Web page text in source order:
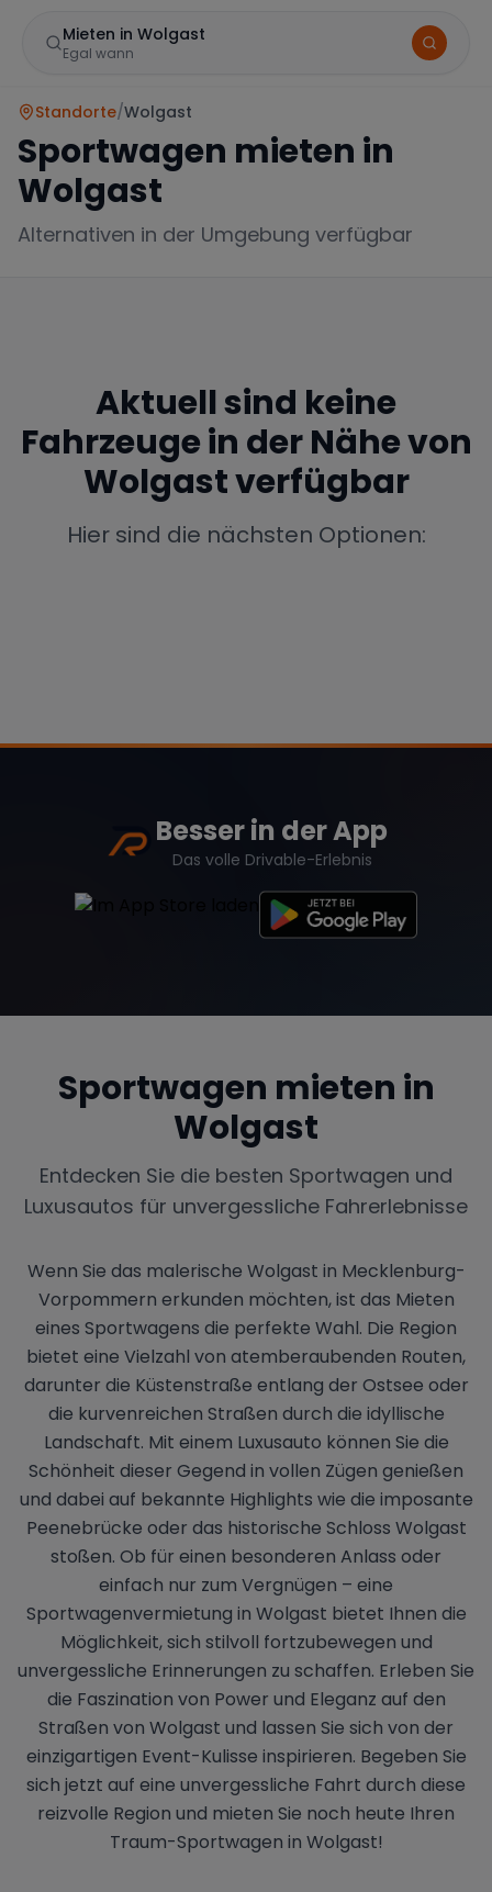
Mieten in Wolgast
Egal wann
Mercedes BMW Audi
Tesla Chevrolet Dodge
Bentley Rolls Royce Aston Martin
Range Rover
Standorte/Wolgast
Sportwagen mieten in
Wolgast
Alternativen in der Umgebung verfügbar
Aktuell sind keine
Fahrzeuge in der Nähe von
Wolgastverfügbar
Hier sind die nächsten Optionen:
Besser in der App
Das volle Drivable-Erlebnis
Sportwagen mieten in
Wolgast
Entdecken Sie die besten Sportwagen und
Luxusautos für unvergessliche Fahrerlebnisse
Wenn Sie das malerische Wolgast in Mecklenburg-
Vorpommern erkunden möchten, ist das Mieten
eines Sportwagens die perfekte Wahl. Die Region
bietet eine Vielzahl von atemberaubenden Routen,
darunter die Küstenstraße entlang der Ostsee oder
die kurvenreichen Straßen durch die idyllische
Landschaft. Mit einem Luxusauto können Sie die
Schönheit dieser Gegend in vollen Zügen genießen
und dabei auf bekannte Highlights wie die imposante
Peenebrücke oder das historische Schloss Wolgast
stoßen. Ob für einen besonderen Anlass oder
einfach nur zum Vergnügen – eine
Sportwagenvermietung in Wolgast bietet Ihnen die
Möglichkeit, sich stilvoll fortzubewegen und
unvergessliche Erinnerungen zu schaffen. Erleben Sie
die Faszination von Power und Eleganz auf den
Straßen von Wolgast und lassen Sie sich von der
einzigartigen Event-Kulisse inspirieren. Begeben Sie
sich jetzt auf eine unvergessliche Fahrt durch diese
reizvolle Region und mieten Sie noch heute Ihren
Traum-Sportwagen in Wolgast!